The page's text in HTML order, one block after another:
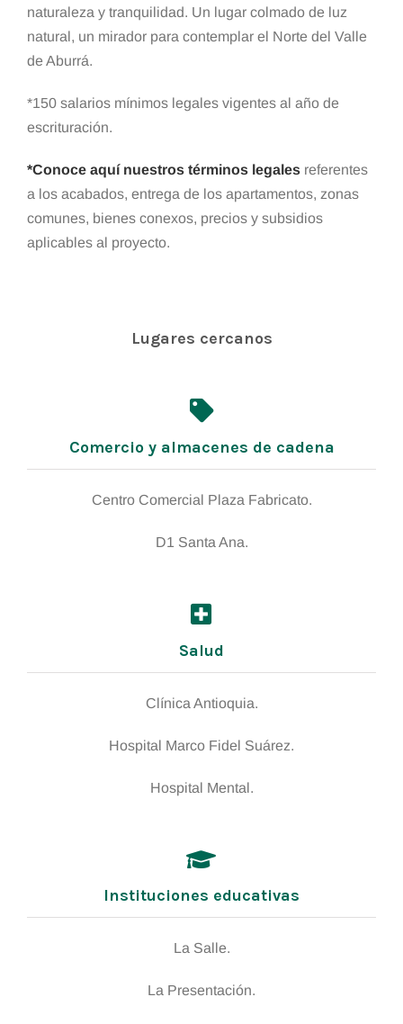
naturaleza y tranquilidad. Un lugar colmado de luz
natural, un mirador para contemplar el Norte del Valle
de Aburrá.
*150 salarios mínimos legales vigentes al año de
escrituración.
*Conoce aquí nuestros términos legales referentes
a los acabados, entrega de los apartamentos, zonas
comunes, bienes conexos, precios y subsidios
aplicables al proyecto.
Lugares cercanos
Comercio y almacenes de cadena
Centro Comercial Plaza Fabricato.
D1 Santa Ana.
Salud
Clínica Antioquia.
Hospital Marco Fidel Suárez.
Hospital Mental.
Instituciones educativas
La Salle.
La Presentación.